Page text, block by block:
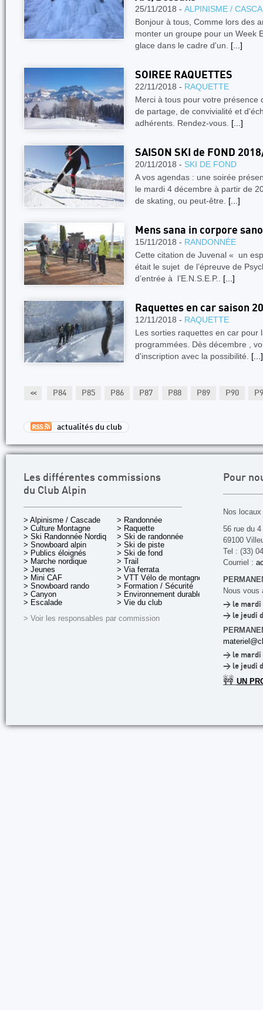
25/11/2018 - ALPINISME /
Bonjour à tous, Comme lors des
monter un groupe pour un Week
glace dans le cadre d'un. [...]
SOIREE RAQUETTES
22/11/2018 - RAQUETTE
Merci à tous pour votre présence
de partage, de convivialité et
adhérents. Rendez-vous. [...]
SAISON SKI de FOND
20/11/2018 - SKI DE FOND
A vos agendas : une soirée
le mardi 4 décembre à partir de
de skating, ou peut-être. [...]
Mens sana in corpore sano
15/11/2018 - RANDONNÉE
Cette citation de Juvenal « un
était le sujet de l’épreuve de
d’entrée à l’E.N.S.E.P.. [...]
Raquettes en car saison
12/11/2018 - RAQUETTE
Les sorties raquettes en car pour
programmées. Dès décembre ,
d'inscription avec la possibilité. [...]
<<
P83 P84 P85 P86 P87 P88 P89 P90
actualités du club
Les différentes commissions
du Club Alpin
> Alpinisme / Cascade
> Culture Montagne
> Ski Randonnée Nordique
> Snowboard alpin
> Publics éloignés
> Marche nordique
> Jeunes
> Mini CAF
> Snowboard rando
> Canyon
> Escalade
> Randonnée
> Raquette
> Ski de randonnée
> Ski de piste
> Ski de fond
> Trail
> Via ferrata
> VTT Vélo de montagne
> Formation / Sécurité
> Environnement durable
> Vie du club
> Voir les responsables par commission
Pour
Nos
56 rue du
69100
Tel : (33)
Courriel :
Nous vous
> le mardi
> le jeudi
> le mardi
> le jeudi
🚧 UN